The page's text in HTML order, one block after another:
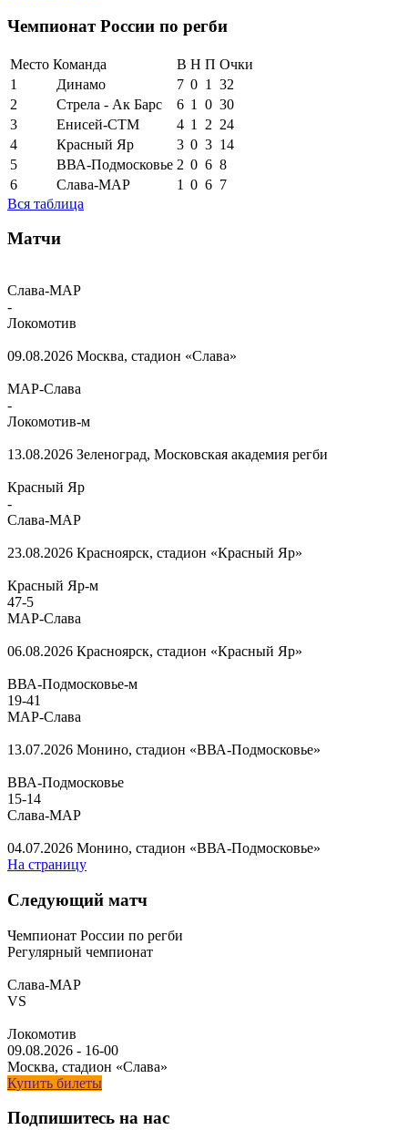
Чемпионат России по регби
Место Команда В Н П Очки
1
Динамо 7 0 1
32
2
Стрела - Ак Барс 6 1 0 30
3
Енисей-СТМ 4 1 2 24
4
Красный Яр 3 0 3 14
5
ВВА-Подмосковье 2 0 6 8
6
Слава-МАР 1 0 6 7
Вся таблица
Матчи
Слава-МАР
-
Локомотив
09.08.2026 Москва, стадион «Слава»
МАР-Слава
-
Локомотив-м
13.08.2026 Зеленоград, Московская академия регби
Красный Яр
-
Слава-МАР
23.08.2026 Красноярск, стадион «Красный Яр»
Красный Яр-м
47-5
МАР-Слава
06.08.2026 Красноярск, стадион «Красный Яр»
ВВА-Подмосковье-м
19-41
МАР-Слава
13.07.2026 Монино, стадион «ВВА-Подмосковье»
ВВА-Подмосковье
15-14
Слава-МАР
04.07.2026 Монино, стадион «ВВА-Подмосковье»
На страницу
Следующий матч
Чемпионат России по регби
Регулярный чемпионат
Слава-МАР
VS
Локомотив
09.08.2026 - 16-00
Москва, стадион «Слава»
Купить билеты
Подпишитесь на нас